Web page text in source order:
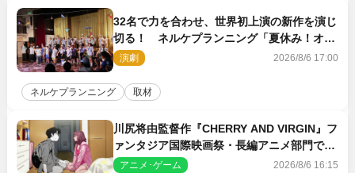
32名で力を合わせ、世界初上演の新作を演じ
切る！ ネルケプランニング「夏休み！オ
ン・ワークショップ2026」レポート【最終
日】
演劇 2026/8/6 17:00
ネルケプランニング 取材
川尻将由監督作『CHERRY AND VIRGIN』フ
ァンタジア国際映画祭・長編アニメ部門で観
客賞・金賞受賞！
アニメ･ゲーム 2026/8/6 16:15